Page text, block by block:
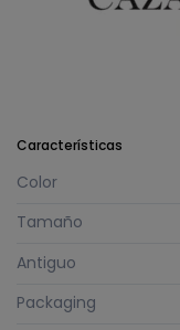
Características
Color
Tamaño
Antiguo
Packaging